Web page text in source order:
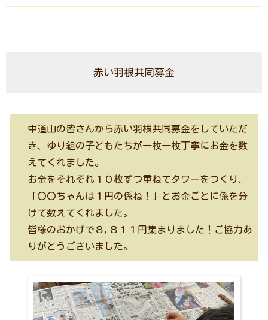
赤い羽根共同募金
中道山の皆さんから赤い羽根共同募金をしていただ
き、ゆり組の子どもたちが一枚一枚丁寧にお金を数
えてくれました。
お金をそれぞれ１０枚ずつ重ねてタワーをつくり、
「〇〇ちゃんは１円の係ね！」とお金ごとに係を分
けて数えてくれました。
皆様のおかげで８,８１１円集まりました！ご協力あ
りがとうございました。